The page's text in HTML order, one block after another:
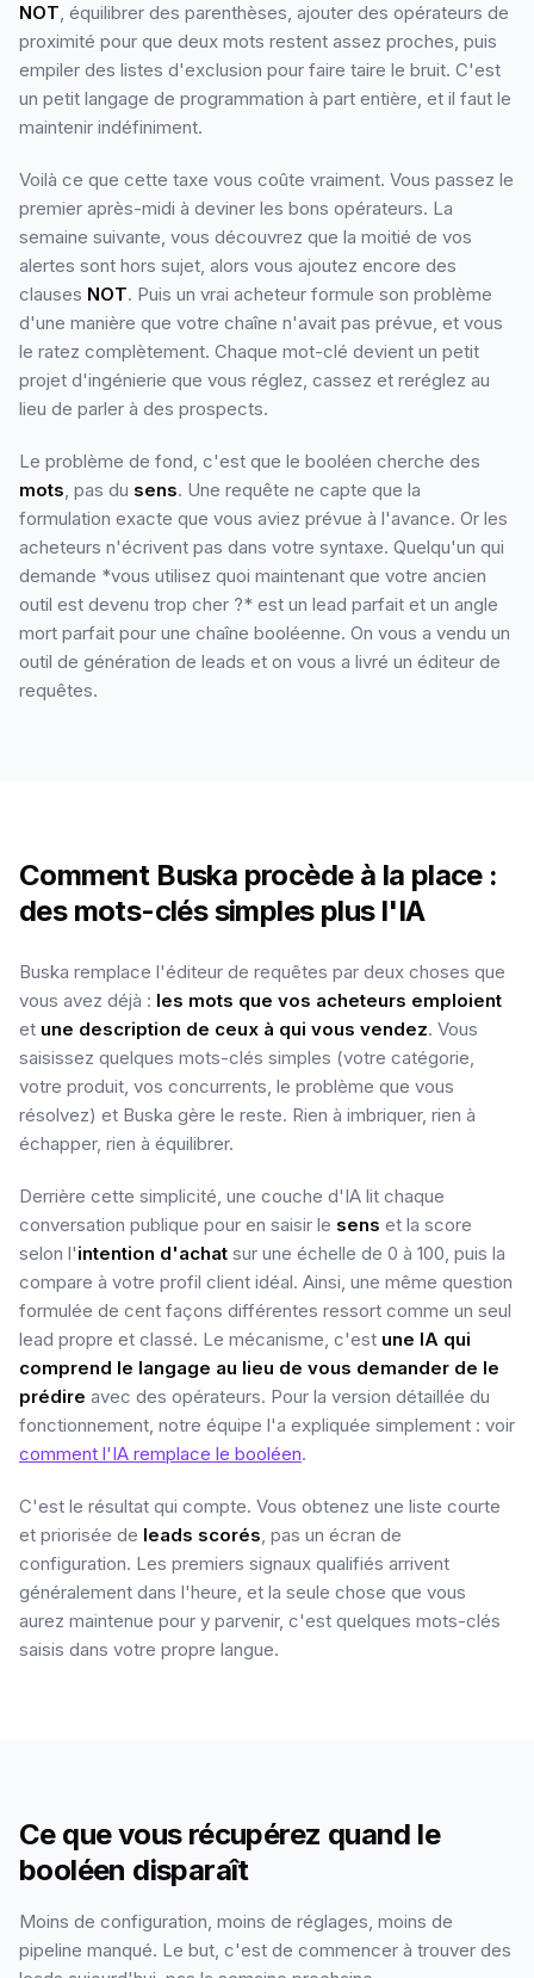
NOT, équilibrer des parenthèses, ajouter des opérateurs de
proximité pour que deux mots restent assez proches, puis
empiler des listes d'exclusion pour faire taire le bruit. C'est
un petit langage de programmation à part entière, et il faut le
maintenir indéfiniment.
Voilà ce que cette taxe vous coûte vraiment. Vous passez le
premier après-midi à deviner les bons opérateurs. La
semaine suivante, vous découvrez que la moitié de vos
alertes sont hors sujet, alors vous ajoutez encore des
clauses NOT. Puis un vrai acheteur formule son problème
d'une manière que votre chaîne n'avait pas prévue, et vous
le ratez complètement. Chaque mot-clé devient un petit
projet d'ingénierie que vous réglez, cassez et reréglez au
lieu de parler à des prospects.
Le problème de fond, c'est que le booléen cherche des
mots, pas du sens. Une requête ne capte que la
formulation exacte que vous aviez prévue à l'avance. Or les
acheteurs n'écrivent pas dans votre syntaxe. Quelqu'un qui
demande *vous utilisez quoi maintenant que votre ancien
outil est devenu trop cher ?* est un lead parfait et un angle
mort parfait pour une chaîne booléenne. On vous a vendu un
outil de génération de leads et on vous a livré un éditeur de
requêtes.
Comment Buska procède à la place :
des mots-clés simples plus l'IA
Buska remplace l'éditeur de requêtes par deux choses que
vous avez déjà : les mots que vos acheteurs emploient
et une description de ceux à qui vous vendez. Vous
saisissez quelques mots-clés simples (votre catégorie,
votre produit, vos concurrents, le problème que vous
résolvez) et Buska gère le reste. Rien à imbriquer, rien à
échapper, rien à équilibrer.
Derrière cette simplicité, une couche d'IA lit chaque
conversation publique pour en saisir le sens et la score
selon l'intention d'achat sur une échelle de 0 à 100, puis la
compare à votre profil client idéal. Ainsi, une même question
formulée de cent façons différentes ressort comme un seul
lead propre et classé. Le mécanisme, c'est une IA qui
comprend le langage au lieu de vous demander de le
prédire avec des opérateurs. Pour la version détaillée du
fonctionnement, notre équipe l'a expliquée simplement : voir
comment l'IA remplace le booléen.
C'est le résultat qui compte. Vous obtenez une liste courte
et priorisée de leads scorés, pas un écran de
configuration. Les premiers signaux qualifiés arrivent
généralement dans l'heure, et la seule chose que vous
aurez maintenue pour y parvenir, c'est quelques mots-clés
saisis dans votre propre langue.
Ce que vous récupérez quand le
booléen disparaît
Moins de configuration, moins de réglages, moins de
pipeline manqué. Le but, c'est de commencer à trouver des